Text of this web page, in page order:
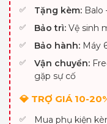
Tặng kèm:
Bảo trì: Vệ sinh
Bảo hành: Máy
Vận chuyển:
gặp sự cố
💎 TRỢ GIÁ 10-
Mua phụ kiện